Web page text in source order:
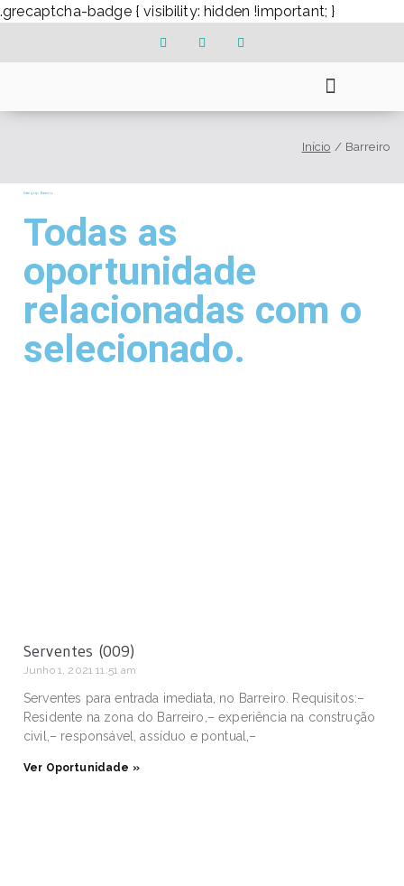
.grecaptcha-badge { visibility: hidden !important; }
Início Barreiro
Category: Barreiro
Todas as
oportunidade
relacionadas com o
selecionado.
Serventes (009)
Junho 1, 202111:51 am
Serventes para entrada imediata, no Barreiro. Requisitos:–
Residente na zona do Barreiro,– experiência na construção
civil,– responsável, assíduo e pontual,–
Ver Oportunidade »